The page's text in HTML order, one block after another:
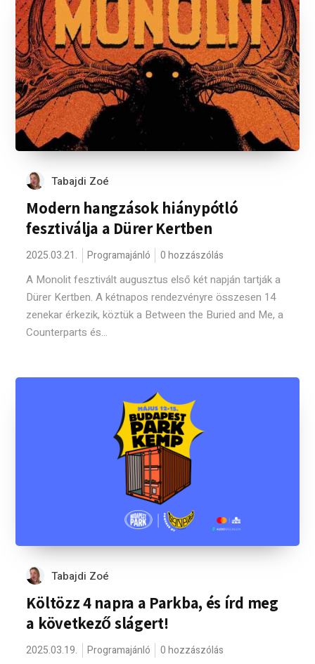
Tabajdi Zoé
Modern hangzások hiánypótló
fesztiválja a Dürer Kertben
2025.03.21. Programajánló 0 hozzászólás
A Monolit fesztivált augusztus első két napján tartják a
Dürer Kertben. A kétnapos rendezvényre összesen 14
zenekar érkezik, köztük a Between the Buried and Me, a
Counterparts és...
Tabajdi Zoé
Költözz 4 napra a Parkba, és írd meg
a következő slágert!
2025.03.19. Programajánló 0 hozzászólás